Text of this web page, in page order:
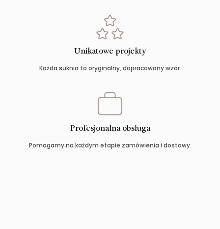
Unikatowe projekty
Każda suknia to oryginalny, dopracowany wzór.
Profesjonalna obsługa
Pomagamy na każdym etapie zamówienia i dostawy.